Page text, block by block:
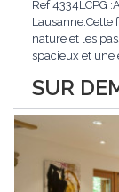
SUR
Ref 4334LCPG
nature et les
spacieux et une
authentique et
duplex 2,5